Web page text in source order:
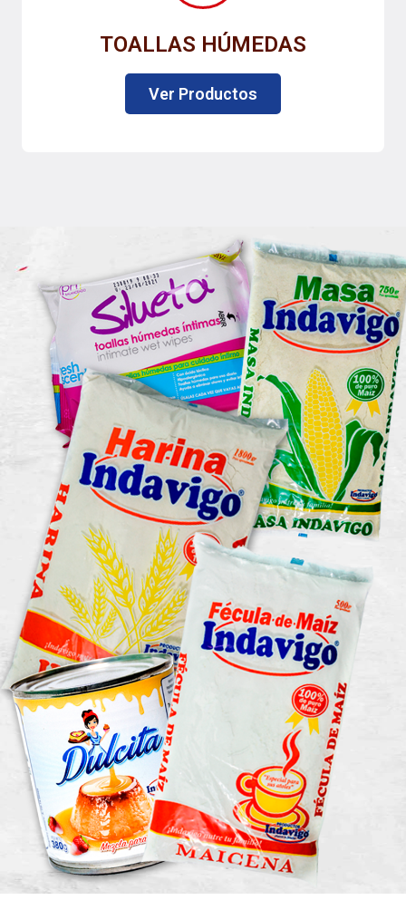
TOALLAS HÚMEDAS
Ver Productos